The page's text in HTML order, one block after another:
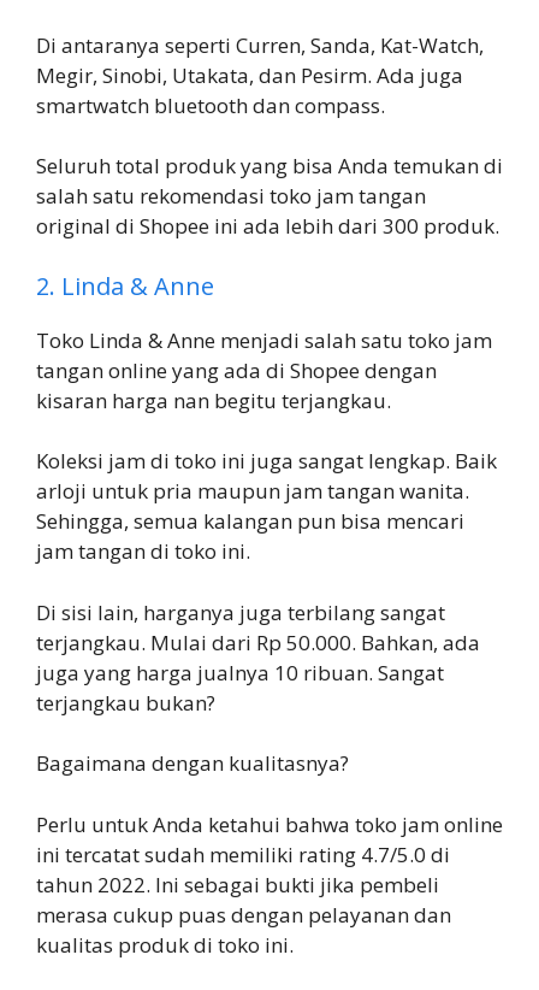
Di antaranya seperti Curren, Sanda, Kat-Watch,
Megir, Sinobi, Utakata, dan Pesirm. Ada juga
smartwatch bluetooth dan compass.
Seluruh total produk yang bisa Anda temukan di
salah satu rekomendasi toko jam tangan
original di Shopee ini ada lebih dari 300 produk.
2. Linda & Anne
Toko Linda & Anne menjadi salah satu toko jam
tangan online yang ada di Shopee dengan
kisaran harga nan begitu terjangkau.
Koleksi jam di toko ini juga sangat lengkap. Baik
arloji untuk pria maupun jam tangan wanita.
Sehingga, semua kalangan pun bisa mencari
jam tangan di toko ini.
Di sisi lain, harganya juga terbilang sangat
terjangkau. Mulai dari Rp 50.000. Bahkan, ada
juga yang harga jualnya 10 ribuan. Sangat
terjangkau bukan?
Bagaimana dengan kualitasnya?
Perlu untuk Anda ketahui bahwa toko jam online
ini tercatat sudah memiliki rating 4.7/5.0 di
tahun 2022. Ini sebagai bukti jika pembeli
merasa cukup puas dengan pelayanan dan
kualitas produk di toko ini.